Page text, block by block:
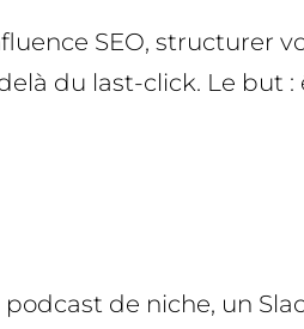
SEO, structurer
du last-click. Le but :
de niche, un